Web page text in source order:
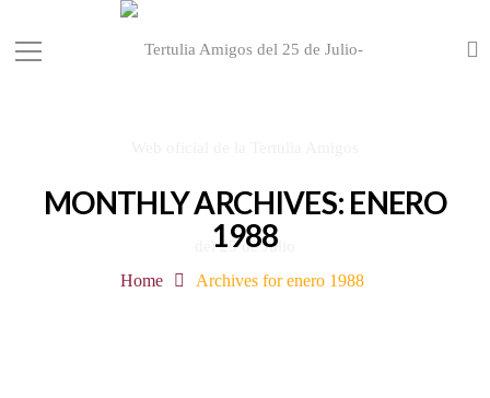
MONTHLY ARCHIVES: ENERO
1988
Home Archives for enero 1988